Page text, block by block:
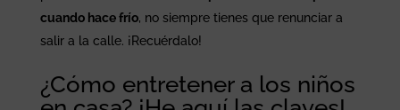
cuando hace frío, no siempre tienes que renunciar a
salir a la calle. ¡Recuérdalo!
¿Cómo entretener a los niños